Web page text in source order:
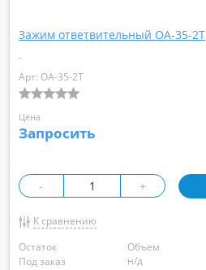
Зажим ответвительный ОА-35-2Т
-
Арт: ОА-35-2Т
Цена
Запросить
- +
К сравнению
Остаток
Под заказ
Объем
н/д